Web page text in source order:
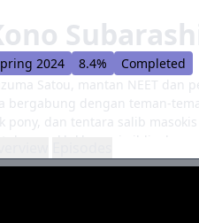
2024 8.4%
Completed
Satou, mantan NEET
bergabung dengan teman-
pony, dan tentara salib
menaklukkan raja iblis dan
berjalan semulus yang